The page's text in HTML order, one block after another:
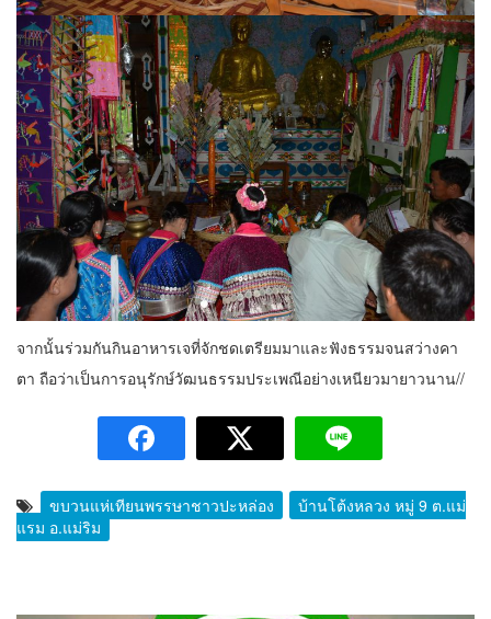
จากนั้นร่วมกันกินอาหารเจที่จักชดเตรียมมาและฟังธรรมจนสว่างคา
ตา ถือว่าเป็นการอนุรักษ์วัฒนธรรมประเพณีอย่างเหนียวมายาวนาน//
ขบวนแห่เทียนพรรษาชาวปะหล่อง
บ้านโต้งหลวง หมู่ 9 ต.แม่
แรม อ.แม่ริม